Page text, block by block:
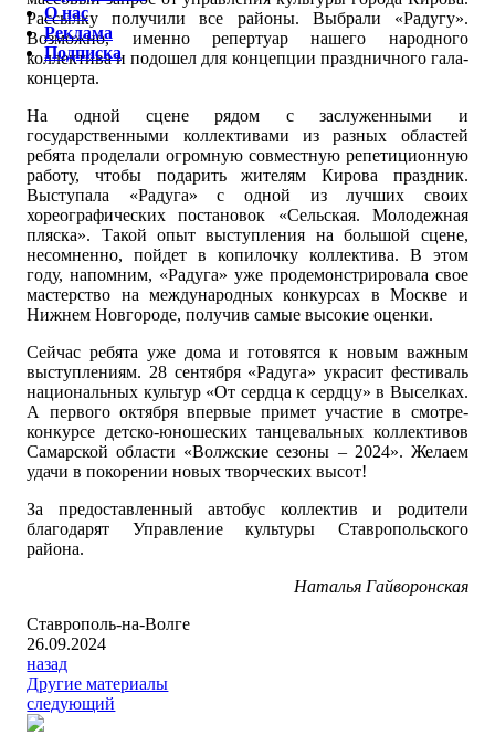
Рассылку получили все районы. Выбрали «Радугу».
Возможно, именно репертуар нашего народного
коллектива и подошел для концепции праздничного гала-
концерта.
На одной сцене рядом с заслуженными и
государственными коллективами из разных областей
ребята проделали огромную совместную репетиционную
работу, чтобы подарить жителям Кирова праздник.
Выступала «Радуга» с одной из лучших своих
хореографических постановок «Сельская. Молодежная
пляска». Такой опыт выступления на большой сцене,
несомненно, пойдет в копилочку коллектива. В этом
году, напомним, «Радуга» уже продемонстрировала свое
мастерство на международных конкурсах в Москве и
Нижнем Новгороде, получив самые высокие оценки.
Сейчас ребята уже дома и готовятся к новым важным
выступлениям. 28 сентября «Радуга» украсит фестиваль
национальных культур «От сердца к сердцу» в Выселках.
А первого октября впервые примет участие в смотре-
конкурсе детско-юношеских танцевальных коллективов
Самарской области «Волжские сезоны – 2024». Желаем
удачи в покорении новых творческих высот!
За предоставленный автобус коллектив и родители
благодарят Управление культуры Ставропольского
района.
Наталья Гайворонская
Ставрополь-на-Волге
26.09.2024
назад
Другие материалы
следующий
О нас
Реклама
Подписка